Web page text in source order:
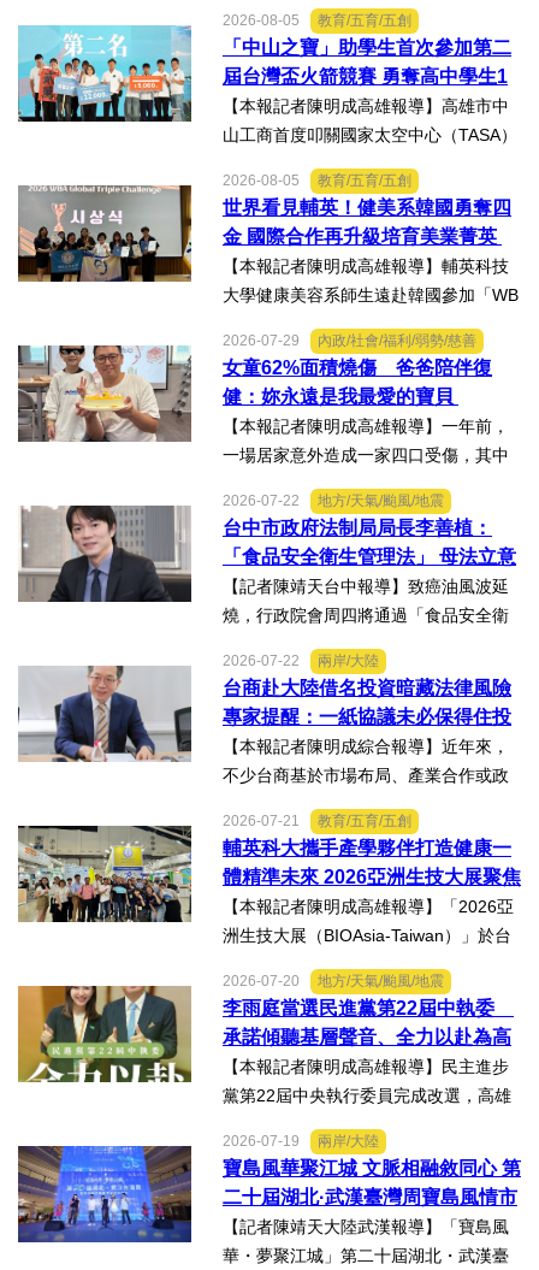
徵用作業演練。【記者陳明成台中報
導】為驗證全民防衛動員機制，苗栗市
後備軍人輔導中心配合第五...
2026-08-05 教育/五育/五創
「中山之寶」助學生首次參加第二
屆台灣盃火箭競賽 勇奪高中學生1
K組亞軍
【本報記者陳明成高雄報導】高雄市中
山工商首度叩關國家太空中心（TASA）
一路過關斬將，順利完成火箭發射，並
將全箭完整回收，勇奪高中學生1K組亞
軍，表現亮眼。陳國清...
2026-08-05 教育/五育/五創
世界看見輔英！健美系韓國勇奪四
金 國際合作再升級培育美業菁英
【本報記者陳明成高雄報導】輔英科技
大學健康美容系師生遠赴韓國參加「WB
賽」及「2026WBAGlobalTripleChallen
ge全球美學現場賽」，展現紮實專業實
力，師生聯手勇奪四金、...
2026-07-29 內政/社會/福利/弱勢/慈善
女童62%面積燒傷 爸爸陪伴復
健：妳永遠是我最愛的寶貝
【本報記者陳明成高雄報導】一年前，
一場居家意外造成一家四口受傷，其中
燒傷，在加護病房搶救超過兩個月，並
歷經在陽光基金會近一年的漫長復復健
及陪伴下，芸芸將於八月重返...
2026-07-22 地方/天氣/颱風/地震
台中市政府法制局局長李善植：
「食品安全衛生管理法」 母法立意
良善但子法標準過於寬鬆、處罰欠
缺嚇阻力、第一線缺乏足夠的人力
【記者陳靖天台中報導】致癌油風波延
燒，行政院會周四將通過「食品安全衛
說明十大修法重點，其中增訂地方主管
機關風險導向查核機制、強化業者異常
通報責任及加重通報不實處...
2026-07-22 兩岸/大陸
台商赴大陸借名投資暗藏法律風險
專家提醒：一紙協議未必保得住投
資權益
【本報記者陳明成綜合報導】近年來，
不少台商基於市場布局、產業合作或政
陸。然而，看似便利的投資模式，卻可
能隱藏股權歸屬、投資收益、經營控制
權及法律責任等風險，一旦...
2026-07-21 教育/五育/五創
輔英科大攜手產學夥伴打造健康一
體精準未來 2026亞洲生技大展聚焦
精準健康創新實力
【本報記者陳明成高雄報導】「2026亞
洲生技大展（BIOAsia-Taiwan）」於台
研發長葉耀宗率團隊以「健康一體．精
準未來」為主題參展，展現產學合作夥
伴展示精準健康、生物科...
2026-07-20 地方/天氣/颱風/地震
李雨庭當選民進黨第22屆中執委
承諾傾聽基層聲音、全力以赴為高
雄與台灣努力
【本報記者陳明成高雄報導】民主進步
黨第22屆中央執行委員完成改選，高雄
表示，能夠獲得黨內同志的肯定與支
持，深感榮幸，也肩負更重大的責任，
未來將秉持初心，做好黨與地...
2026-07-19 兩岸/大陸
寶島風華聚江城 文脈相融敘同心 第
二十屆湖北·武漢臺灣周寶島風情市
集暨文化交流之夜在漢溫情上演
【記者陳靖天大陸武漢報導】「寶島風
華・夢聚江城」第二十屆湖北・武漢臺